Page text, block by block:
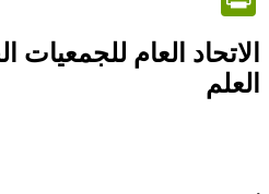
الاتحاد العام للجمعيات
العلم